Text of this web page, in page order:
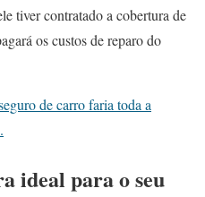
tiver contratado a cobertura de
os custos de reparo do
de carro faria toda a
ideal para o seu